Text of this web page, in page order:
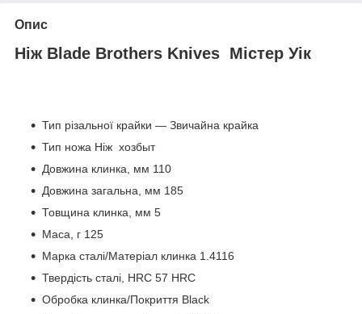
Опис
Ніж Blade Brothers Knives Містер Уік
Тип різальної крайки — Звичайна крайка
Тип ножа Ніж хозбыт
Довжина клинка, мм 110
Довжина загальна, мм 185
Товщина клинка, мм 5
Маса, г 125
Марка сталі/Матеріал клинка 1.4116
Твердість сталі, HRC 57 HRC
Обробка клинка/Покриття Black